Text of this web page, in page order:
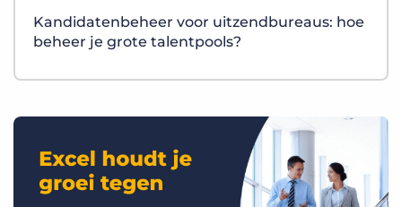
Kandidatenbeheer voor uitzendbureaus: hoe
beheer je grote talentpools?